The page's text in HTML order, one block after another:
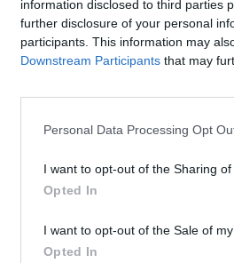
information disclosed to third parties
further disclosure of your personal
participants. This information may
Downstream Participants that may
Personal Data Processing Opt
I want to opt-out of the Sharing of
Opted In
I want to opt-out of the Sale of
Opted In